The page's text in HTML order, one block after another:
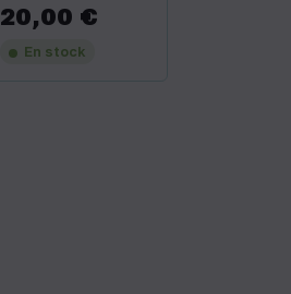
Prix
20,00 €
En stock